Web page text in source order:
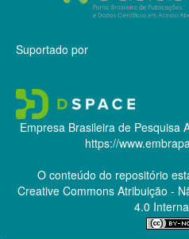
Suportado por
Empresa Brasileira de Pesquisa
https://
O conteúdo do repositório
Creative CommonsAtribuição -
4.0